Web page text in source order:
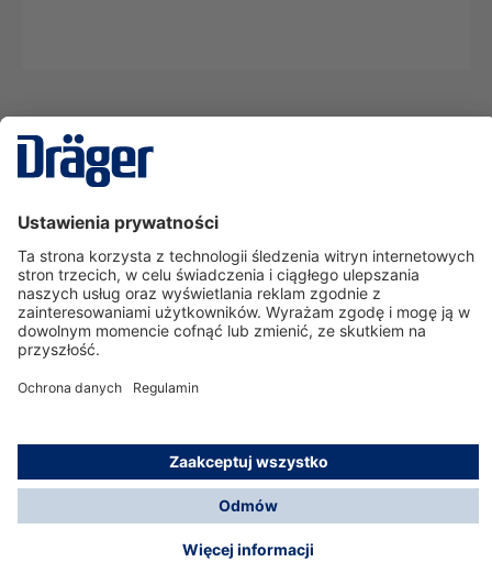
Serwisowa linia hotline
O nas
Korzystanie ze sklepu
© Dräger Polska Sp. z o.o., 2025
*Wszystkie ceny bez VAT, na warunkach opisanych w